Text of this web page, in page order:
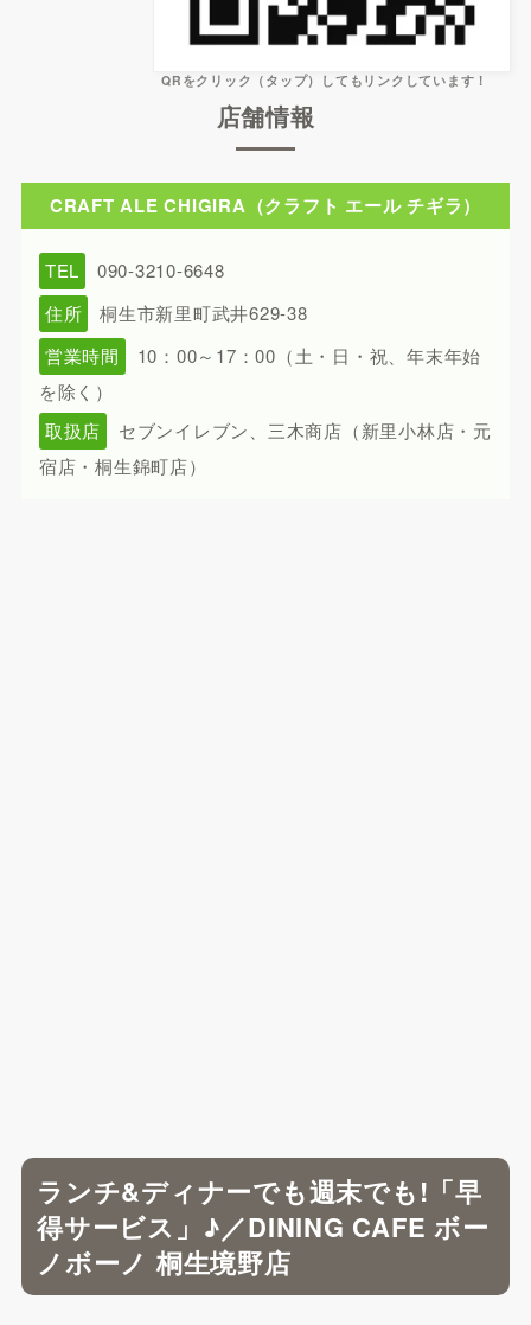
QRをクリック（タップ）してもリンクしています！
店舗情報
CRAFT ALE CHIGIRA（クラフト エール チギラ）
TEL
090-3210-6648
住所
桐生市新里町武井629-38
営業時間
10：00～17：00（土・日・祝、年末年始
を除く）
取扱店
セブンイレブン、三木商店（新里小林店・元
宿店・桐生錦町店）
ランチ&ディナーでも週末でも!「早
得サービス」♪／DINING CAFE ボー
ノボーノ 桐生境野店